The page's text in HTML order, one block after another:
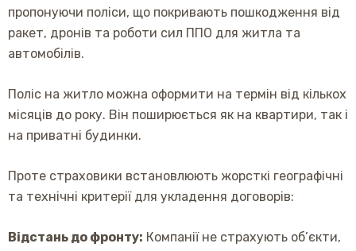
пропонуючи поліси, що покривають пошкодження від
ракет, дронів та роботи сил ППО для житла та
автомобілів.
Поліс на житло можна оформити на термін від кількох
місяців до року. Він поширюється як на квартири, так і
на приватні будинки.
Проте страховики встановлюють жорсткі географічні
та технічні критерії для укладення договорів:
Відстань до фронту: Компанії не страхують об’єкти,